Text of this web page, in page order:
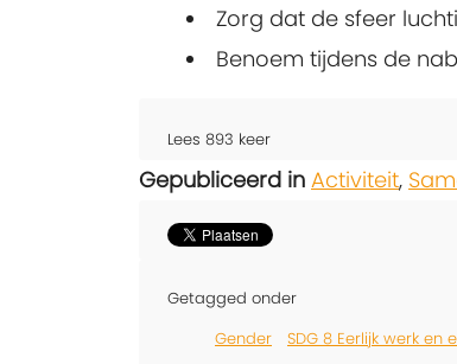
Zorg dat de sfeer
Benoem tijdens de
Lees 893 keer
Gepubliceerd in Activiteit,
Getagged onder
Gender
SDG 8 Eerlijk werk en